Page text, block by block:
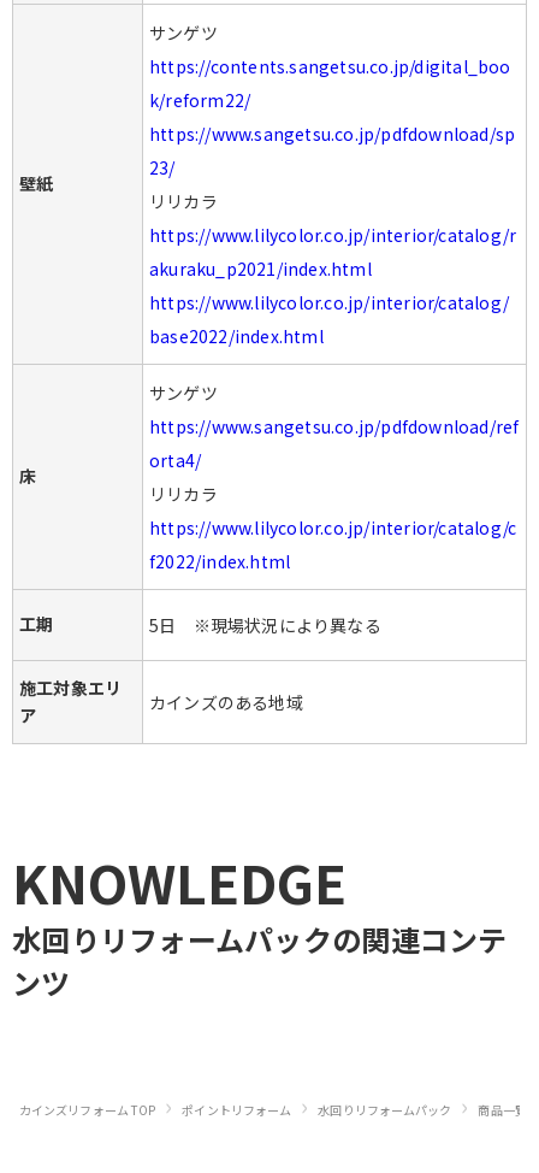
壁紙
サンゲツ
https://contents.sangetsu.co.jp/digital_boo
k/reform22/
https://www.sangetsu.co.jp/pdfdownload/sp
23/
リリカラ
https://www.lilycolor.co.jp/interior/catalog/r
akuraku_p2021/index.html
https://www.lilycolor.co.jp/interior/catalog/
base2022/index.html
床
サンゲツ
https://www.sangetsu.co.jp/pdfdownload/ref
orta4/
リリカラ
https://www.lilycolor.co.jp/interior/catalog/c
f2022/index.html
工期 5日 ※現場状況により異なる
施工対象エリ
ア
カインズのある地域
KNOWLEDGE
水回りリフォームパックの関連コンテ
ンツ
カインズリフォーム TOP › ポイントリフォーム › 水回りリフォームパック › 商品一覧